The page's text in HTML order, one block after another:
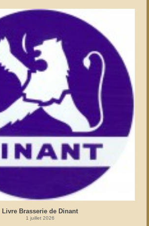
Livre Brasserie de Dinant
1 juillet 2026